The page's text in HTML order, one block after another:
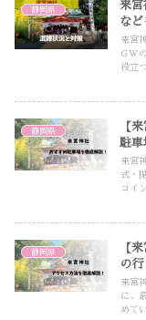
静岡県
来宮
など
来宮
GW
役立
静岡県
【
駐車
来宮
式・
コイ
静岡県
【
の
来宮
に、
めて